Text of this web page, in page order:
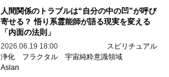
人間関係のトラブルは“自分の中の凹”が呼び
寄せる？ 悟り系霊能師が語る現実を変える
「内面の法則」
2026.06.19 18:00
スピリチュアル
浄化
フラクタル 宇宙純粋意識領域
Aslan